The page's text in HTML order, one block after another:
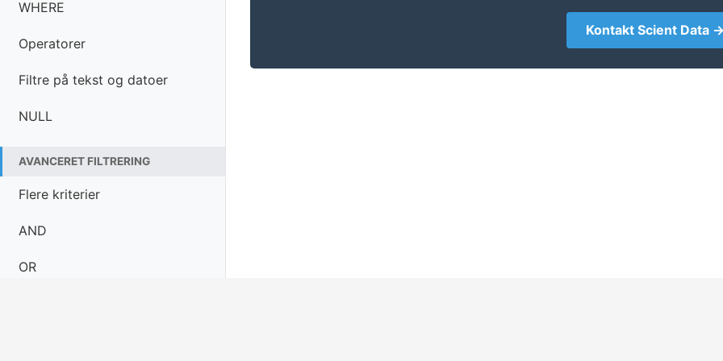
WHERE
Operatorer
Filtre på tekst og datoer
NULL
AVANCERET FILTRERING
Flere kriterier
AND
OR
Kontakt Scient Data